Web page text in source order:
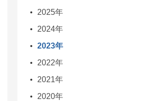
2025年
2024年
2023年
2022年
2021年
2020年